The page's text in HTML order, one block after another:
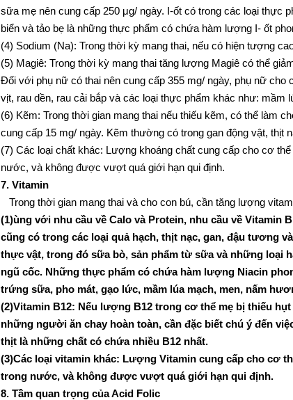
sữa mẹ nên cung cấp 250 μg/ ngày. I-ốt có trong các loại thực
biển và tảo bẹ là những thực phẩm có chứa hàm lượng I- ốt
(4) Sodium (Na): Trong thời kỳ mang thai, nếu có hiện tượng
(5) Magiê: Trong thời kỳ mang thai tăng lượng Magiê có thể
Đối với phụ nữ có thai nên cung cấp 355 mg/ ngày, phụ nữ cho
vịt, rau dền, rau cải bắp và các loại thực phẩm khác như: mầm
(6) Kẽm: Trong thời gian mang thai nếu thiếu kẽm, có thể làm
cung cấp 15 mg/ ngày. Kẽm thường có trong gan động vật, thịt
(7) Các loại chất khác: Lượng khoáng chất cung cấp cho cơ
nước, và không được vượt quá giới hạn qui định.
7. Vitamin
Trong thời gian mang thai và cho con bú, cần tăng lượng
(1)ùng với nhu cầu về Calo và Protein, nhu cầu về Vitamin
cũng có trong các loại quả hạch, thịt nạc, gan, đậu tương
thực vật, trong đó sữa bò, sản phẩm từ sữa và những loại
ngũ cốc. Những thực phẩm có chứa hàm lượng Niacin
trứng sữa, pho mát, gạo lức, mầm lúa mạch, men, nấm
(2)Vitamin B12: Nếu lượng B12 trong cơ thể mẹ bị thiếu
những người ăn chay hoàn toàn, cần đặc biết chú ý đến
thịt là những chất có chứa nhiều B12 nhất.
(3)Các loại vitamin khác: Lượng Vitamin cung cấp cho cơ
trong nước, và không được vượt quá giới hạn qui định.
8. Tầm quan trọng của Acid Folic